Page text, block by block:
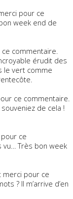
pour ce
week end de
ce commentaire.
érudit des
le vert comme
ce commentaire.
de cela !
ce
vu… Très bon week
merci pour ce
? Il m’arrive d’en